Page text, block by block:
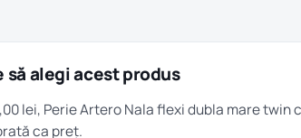
să alegi acest produs
lei, Perie Artero Nala flexi dubla mare
ca preț.